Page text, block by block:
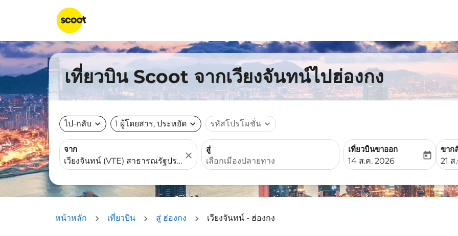
เที่ยวบิน Scoot จากเวียงจันทน์ไปฮ่องกง
ไป-กลับ expand_more 1 ผู้โดยสาร, ประหยัด expand_more รหัสโปรโมชั่น expand_more
จาก
close
สู่
เที่ยวบินขาออก
fc-booking-departure-
14 ส.ค. 2026
today
ขาก
fc-
21
หน้าหลัก เที่ยวบิน สู่ ฮ่องกง เวียงจันทน์ - ฮ่องกง